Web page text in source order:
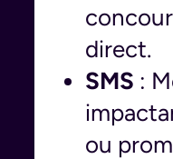
direct.
SMS :
ou